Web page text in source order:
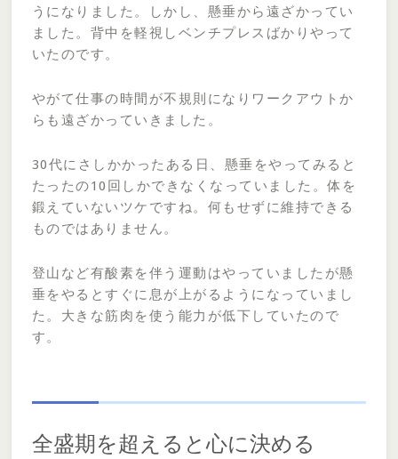
うになりました。しかし、懸垂から遠ざかってい
ました。背中を軽視しベンチプレスばかりやって
いたのです。
やがて仕事の時間が不規則になりワークアウトか
らも遠ざかっていきました。
30代にさしかかったある日、懸垂をやってみると
たったの10回しかできなくなっていました。体を
鍛えていないツケですね。何もせずに維持できる
ものではありません。
登山など有酸素を伴う運動はやっていましたが懸
垂をやるとすぐに息が上がるようになっていまし
た。大きな筋肉を使う能力が低下していたので
す。
全盛期を超えると心に決める